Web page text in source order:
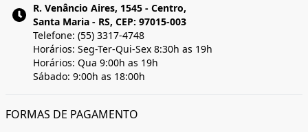
R. Venâncio Aires, 1545 - Centro,
Santa Maria - RS, CEP: 97015-003
Telefone: (55) 3317-4748
Horários: Seg-Ter-Qui-Sex 8:30h as 19h
Horários: Qua 9:00h as 19h
Sábado: 9:00h as 18:00h
FORMAS DE PAGAMENTO